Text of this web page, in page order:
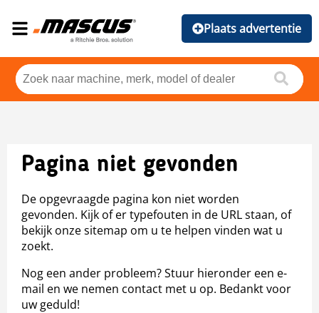
Plaats advertentie
Pagina niet gevonden
De opgevraagde pagina kon niet worden
gevonden. Kijk of er typefouten in de URL staan, of
bekijk onze sitemap om u te helpen vinden wat u
zoekt.
Nog een ander probleem? Stuur hieronder een e-
mail en we nemen contact met u op. Bedankt voor
uw geduld!